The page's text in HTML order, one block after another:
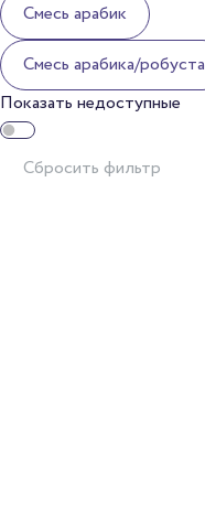
Смесь арабик
Cмесь арабика/робуста
Показать недоступные
Сбросить фильтр